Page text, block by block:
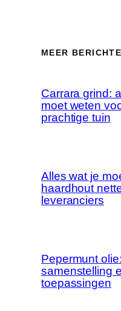
MEER
Carrara grind:
moet weten
prachtige tuin
Alles wat je
haardhout
leveranciers
Pepermunt
samenstelling
toepassingen